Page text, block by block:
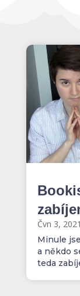
Čvn 3, 2021
Minule
a někdo
teda